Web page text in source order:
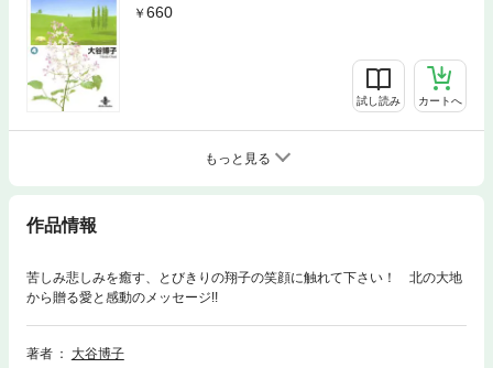
660
試し読み カートへ
もっと見る
作品情報
苦しみ悲しみを癒す、とびきりの翔子の笑顔に触れて下さい！ 北の大地
から贈る愛と感動のメッセージ!!
著者
大谷博子